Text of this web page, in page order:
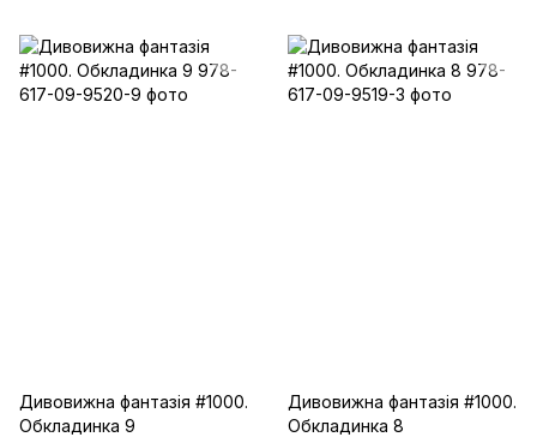
Дивовижна фантазія #1000.
Обкладинка 9
Дивовижна фантазія #1000.
Обкладинка 8